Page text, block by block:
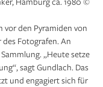
vor den Pyramiden von
Fotografen. An
„Heute setze
sagt Gundlach. Das
und engagiert sich für